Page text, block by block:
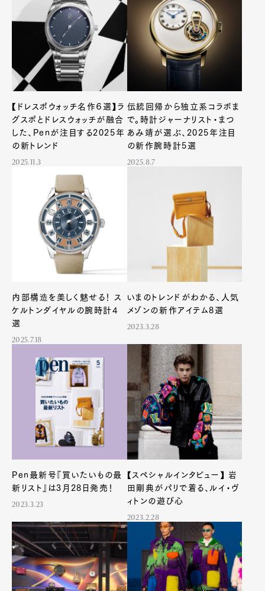
Gourmet
Cars
Product Culture Lifestyle
Pen Membership
Magazine
Official Columnist
About
Contact
Pen Meet
Pen international Pen tw
【ドレスポウォッチ名作６選】ラ
グスポとドレスウォッチが融合
した、Penが注目する2025年
の新トレンド
2025.11.3
伝統回帰から独立系コラボま
で。時計ジャーナリスト・まつ
あみ靖が選ぶ、2025年注目
の新作腕時計5選
2025.8.7
内部構造を美しく魅せる！ ス
ケルトンダイヤルの腕時計4
選
2025.7.18
いまのトレンドがわかる、人気
メゾンの新作アイテム8選
2023.3.28
Pen最新号『買いたいもの最
新リスト』は3月28日発売！
2023.3.23
【スペシャルインタビュー】 岩
田剛典がパリで着る、ルイ・ヴ
ィトンの遊び心
2023.2.28